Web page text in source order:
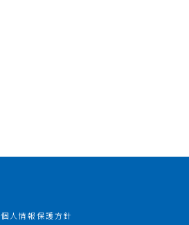
個人情報保護方針